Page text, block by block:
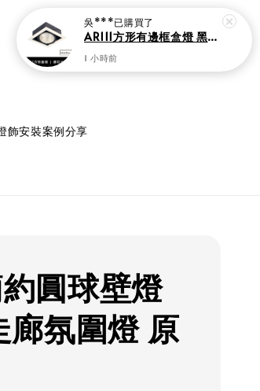
飾安裝案例分享
登入
圓球壁燈
廊氛圍燈 原